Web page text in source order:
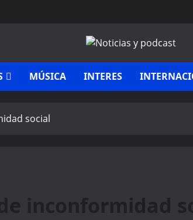
MÚSICA INTERES
social
inconformidad